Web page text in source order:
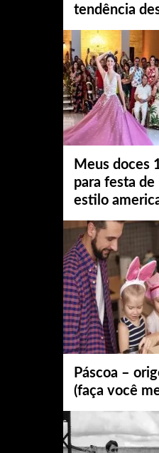
tendência
Meus doces
para festa
estilo
Páscoa –
(faça você